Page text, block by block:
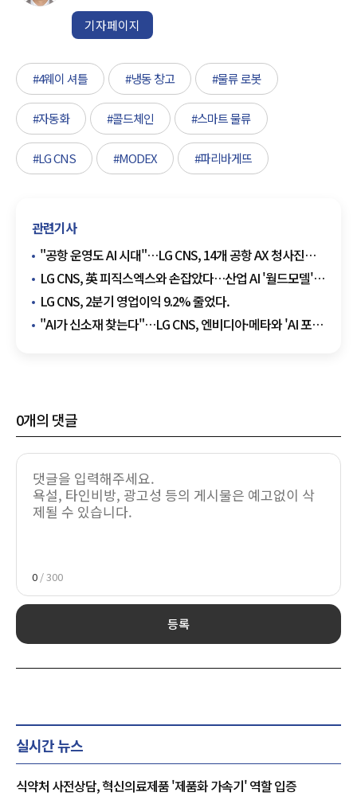
기자페이지
#4웨이 셔틀 #냉동 창고 #물류 로봇
#자동화 #콜드체인 #스마트 물류
#LG CNS #MODEX #파리바게뜨
관련기사
"공항 운영도 AI 시대"…LG CNS, 14개 공항 AX 청사진
만든다
LG CNS, 英 피직스엑스와 손잡았다…산업 AI '월드모델'
만든다
LG CNS, 2분기 영업이익 9.2% 줄었다.
"AI가 신소재 찾는다"…LG CNS, 엔비디아·메타와 'AI 포
0개의 댓글
0 / 300
등록
실시간 뉴스
식약처 사전상담, 혁신의료제품 '제품화 가속기' 역할 입증